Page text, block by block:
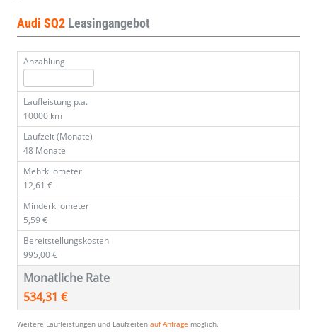
Audi SQ2 Leasingangebot
Anzahlung
Laufleistung p.a.
10000 km
Laufzeit (Monate)
48 Monate
Mehrkilometer
12,61 €
Minderkilometer
5,59 €
Bereitstellungskosten
995,00 €
Monatliche Rate
534,31 €
Weitere Laufleistungen und Laufzeiten auf Anfrage möglich.